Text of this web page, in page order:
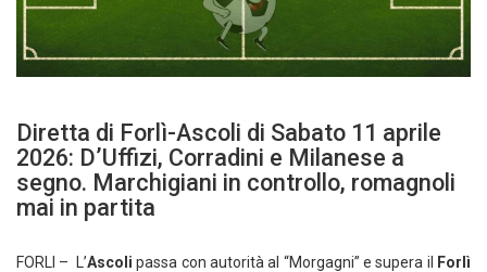
Diretta di Forlì-Ascoli di Sabato 11 aprile
2026: D’Uffizi, Corradini e Milanese a
segno. Marchigiani in controllo, romagnoli
mai in partita
FORLI – L’Ascoli passa con autorità al “Morgagni” e supera il
Forlì